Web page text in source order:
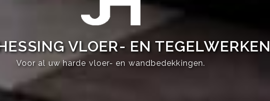
VLOER- EN TEGELWERKEN
Voor al uw harde vloer- en wandbedekkingen.